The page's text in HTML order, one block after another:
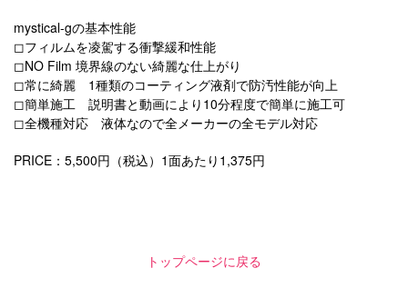
mystical-gの基本性能
◻︎フィルムを凌駕する衝撃緩和性能
◻︎NO Film 境界線のない綺麗な仕上がり
◻︎常に綺麗 1種類のコーティング液剤で防汚性能が向上
◻︎簡単施工 説明書と動画により10分程度で簡単に施工可
◻︎全機種対応 液体なので全メーカーの全モデル対応
PRICE：5,500円（税込）1面あたり1,375円
トップページに戻る